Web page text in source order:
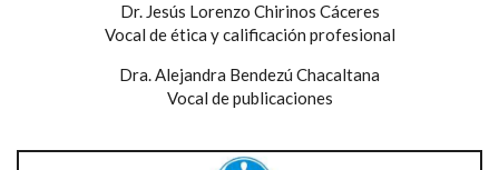
Dr. Jesús Lorenzo Chirinos Cáceres
Vocal de ética y calificación profesional
Dra. Alejandra Bendezú Chacaltana
Vocal de publicaciones